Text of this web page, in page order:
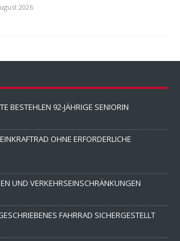
2026
BESTEHLEN 92-JÄHRIGE SENIORIN
OHNE ERFORDERLICHE
UND VERKEHRSEINSCHRÄNKUNGEN
FAHRRAD SICHERGESTELLT